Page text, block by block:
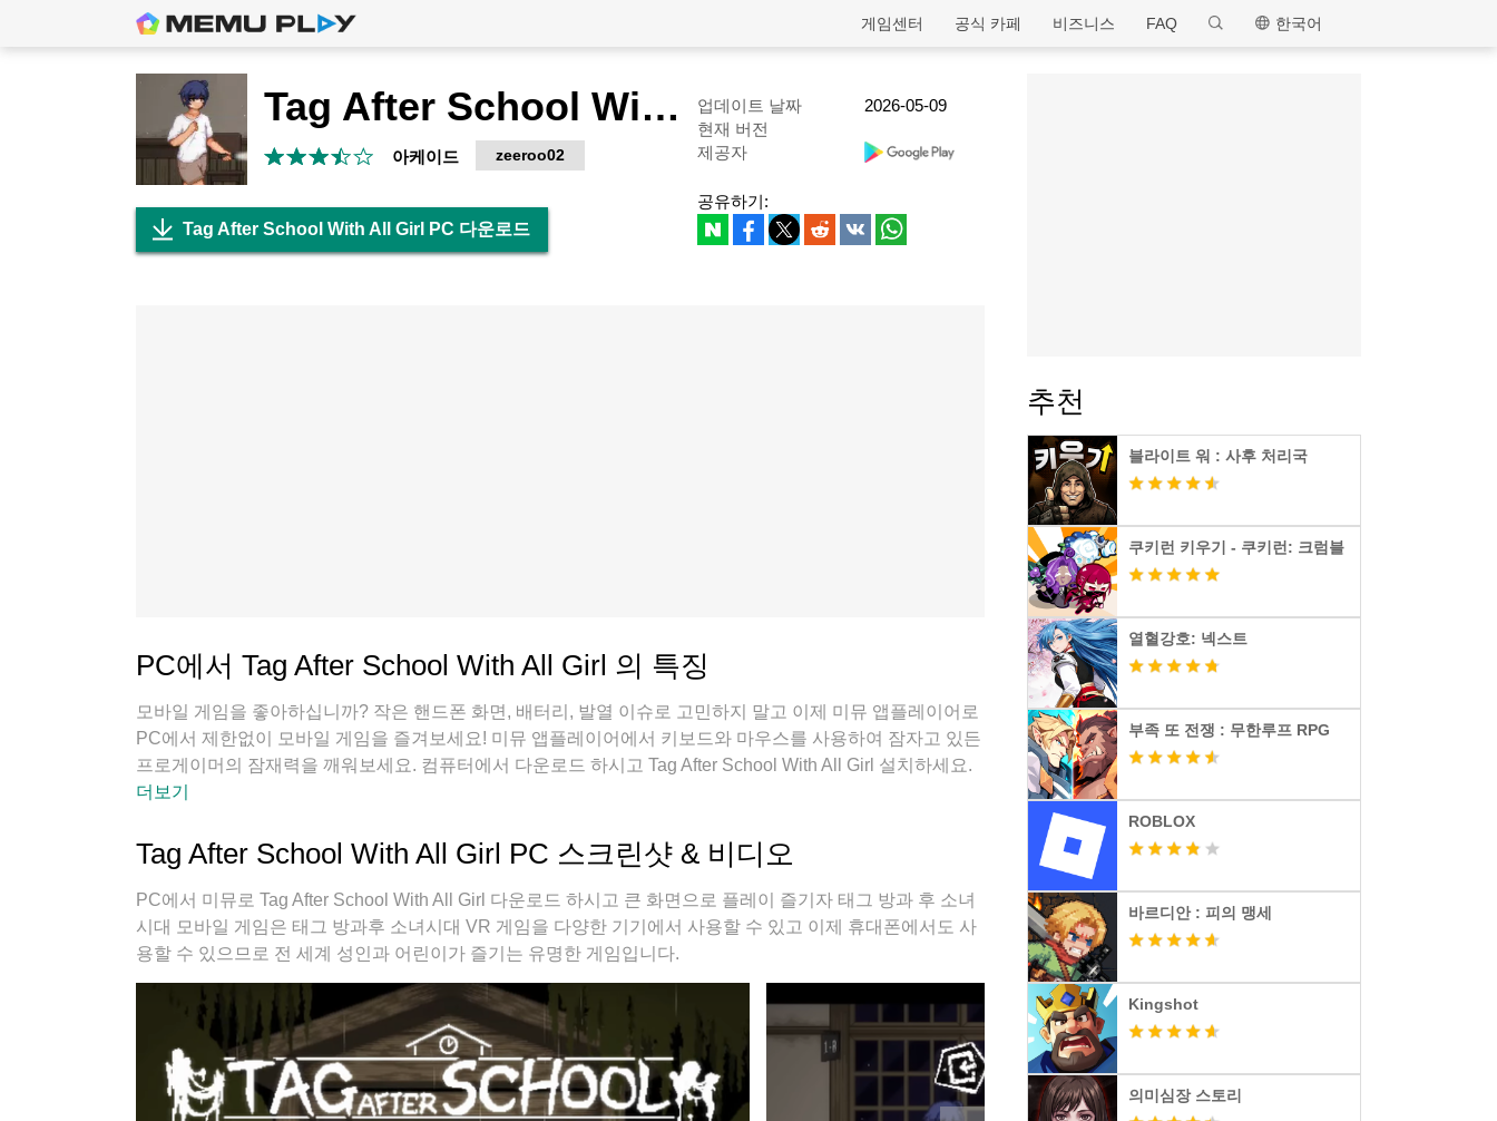
MEmu
한국어
FAQ
비즈니스
공식 카페
게임센터
Tag After School With All Girl
아케이드 zeeroo02
업데이트 날짜
2026-05-09
현재 버전
제공자
Tag After School With All Girl PC 다운로드
공유하기:
PC에서 Tag After School With All Girl 의 특징
모바일 게임을 좋아하십니까? 작은 핸드폰 화면, 배터리, 발열 이슈로 고민하지 말고 이제 미뮤 앱플레이어로
PC에서 제한없이 모바일 게임을 즐겨보세요! 미뮤 앱플레이어에서 키보드와 마우스를 사용하여 잠자고 있든
프로게이머의 잠재력을 깨워보세요. 컴퓨터에서 다운로드 하시고 Tag After School With All Girl 설치하세요.
배터리 걱정, 발열 걱정 필요없이 마음껏 즐길수 있습니다; 미뮤 멀티로 무장하여 모바일 게임을 한층 더 재미
더보기
Tag After School With All Girl PC 스크린샷 & 비디오
PC에서 미뮤로 Tag After School With All Girl 다운로드 하시고 큰 화면으로 플레이 즐기자 태그 방과 후 소녀
시대 모바일 게임은 태그 방과후 소녀시대 VR 게임을 다양한 기기에서 사용할 수 있고 이제 휴대폰에서도 사
용할 수 있으므로 전 세계 성인과 어린이가 즐기는 유명한 게임입니다.
추천
블라이트 워 : 사후 처리국
쿠키런 키우기 - 쿠키런: 크럼블
열혈강호: 넥스트
부족 또 전쟁 : 무한루프 RPG
ROBLOX
바르디안 : 피의 맹세
Kingshot
의미심장 스토리